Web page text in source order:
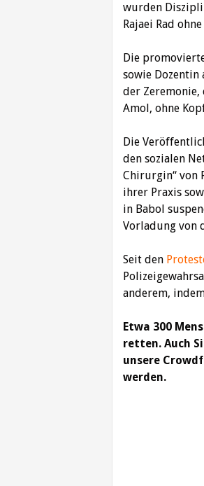
wurden
Rajaei Rad
Die
sowie Dozentin
der
Amol, ohne
Die
den sozialen
Chirurgin“ von
ihrer Praxis
in Babol
Vorladung von
Seit den
anderem,
Etwa 300
retten. Auch
unsere
werden.